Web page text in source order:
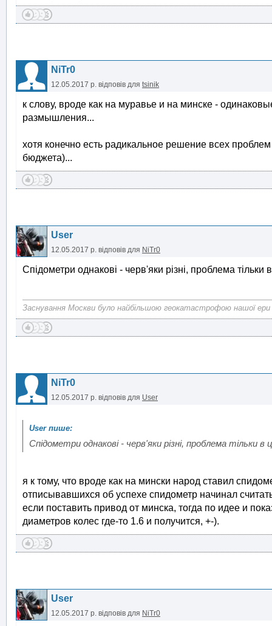
NiTr0
12.05.2017 р. відповів для tsinik
к слову, вроде как на муравье и на минске -
размышления...
хотя конечно есть радикальное решение всех
бюджета)...
User
12.05.2017 р. відповів для NiTr0
Спідометри однакові - черв'яки різні, проблема тільки
Заснування Москви було найбільшою геокатастрофою нашої ери
NiTr0
12.05.2017 р. відповів для User
Спідометри однакові - черв'яки різні, проблема тільки в
я к тому, что вроде как на мински народ ставил
отписывавшихся об успехе спидометр начинал
если поставить привод от минска, тогда по идее и
диаметров колес где-то 1.6 и получится, +-).
User
12.05.2017 р. відповів для NiTr0